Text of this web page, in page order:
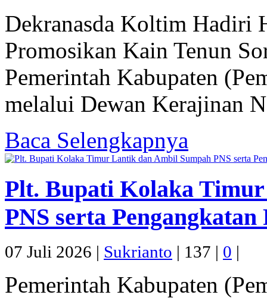
Dekranasda Koltim Hadiri
Promosikan Kain Tenun
Pemerintah Kabupaten
melalui Dewan Kerajinan
Baca Selengkapnya
Plt. Bupati Kolaka
PNS serta
07 Juli 2026 | Sukrianto | 137 | 0 |
Pemerintah Kabupaten